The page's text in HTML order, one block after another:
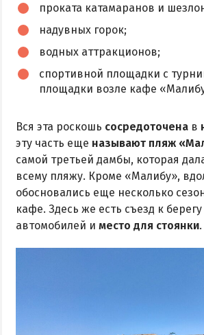
проката катамаранов и
надувных горок;
водных аттракционов;
спортивной площадки с
площадки возле кафе
Вся эта роскошь сосредоточена в
эту часть еще называют пляж
самой третьей дамбы, которая
всему пляжу. Кроме «Малибу»,
обосновались еще несколько
кафе. Здесь же есть съезд к берегу
автомобилей и место для стоянки.